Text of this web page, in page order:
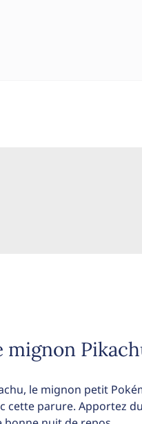
mignon
le mignon petit
cette parure. Apportez